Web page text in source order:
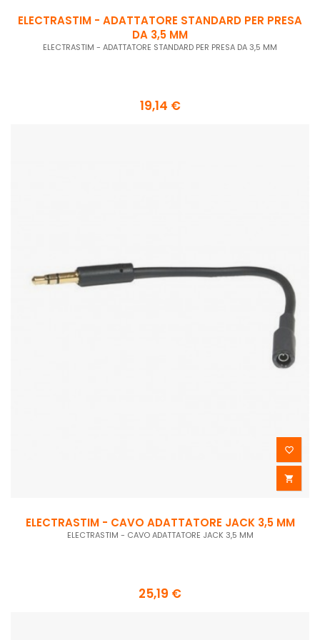
ELECTRASTIM - ADATTATORE STANDARD PER PRESA
DA 3,5 MM
ELECTRASTIM - ADATTATORE STANDARD PER PRESA DA 3,5 MM
19,14 €


ELECTRASTIM - CAVO ADATTATORE JACK 3,5 MM
ELECTRASTIM - CAVO ADATTATORE JACK 3,5 MM
25,19 €